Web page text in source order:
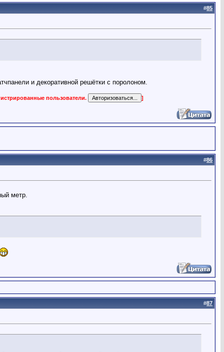
#85
и декоративной решётки с поролоном.
пользователи. ]
#86
метр.
#87